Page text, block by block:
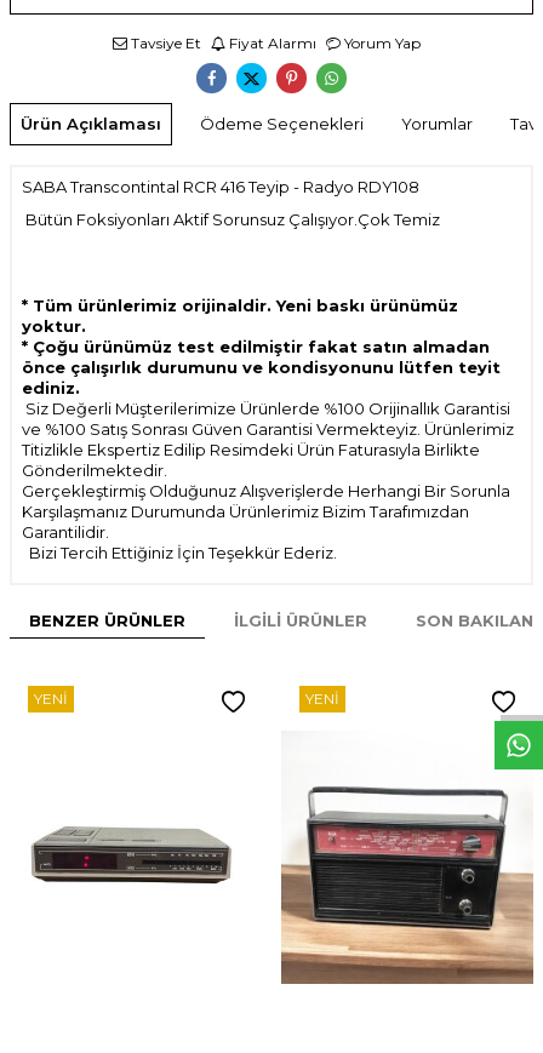
W
h
t
s
p
p
D
e
s
e
H
a
t
t
Tavsiye Et Fiyat Alarmı Yorum Yap
Ürün Açıklaması Ödeme Seçenekleri Yorumlar
SABA Transcontintal RCR 416 Teyip - Radyo RDY108
Bütün Foksiyonları Aktif Sorunsuz Çalışıyor.Çok Temiz
* Tüm ürünlerimiz orijinaldir. Yeni baskı ürünümüz
yoktur.
* Çoğu ürünümüz test edilmiştir fakat satın almadan
önce çalışırlık durumunu ve kondisyonunu lütfen teyit
ediniz.
Siz Değerli Müşterilerimize Ürünlerde %100 Orijinallık Garantisi
ve %100 Satış Sonrası Güven Garantisi Vermekteyiz. Ürünlerimiz
Titizlikle Ekspertiz Edilip Resimdeki Ürün Faturasıyla Birlikte
Gönderilmektedir.
Gerçekleştirmiş Olduğunuz Alışverişlerde Herhangi Bir Sorunla
Karşılaşmanız Durumunda Ürünlerimiz Bizim Tarafımızdan
Garantilidir.
Bizi Tercih Ettiğiniz İçin Teşekkür Ederiz.
BENZER ÜRÜNLER İLGILI ÜRÜNLER SON
YENI YENI